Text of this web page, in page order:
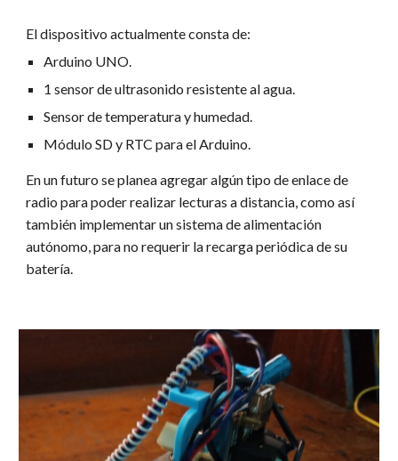
El dispositivo actualmente consta de:
Arduino UNO.
1 sensor de ultrasonido resistente al agua.
Sensor de temperatura y humedad.
Módulo SD y RTC para el Arduino.
En un futuro se planea agregar algún tipo de enlace de
radio para poder realizar lecturas a distancia, como así
también implementar un sistema de alimentación
autónomo, para no requerir la recarga periódica de su
batería.